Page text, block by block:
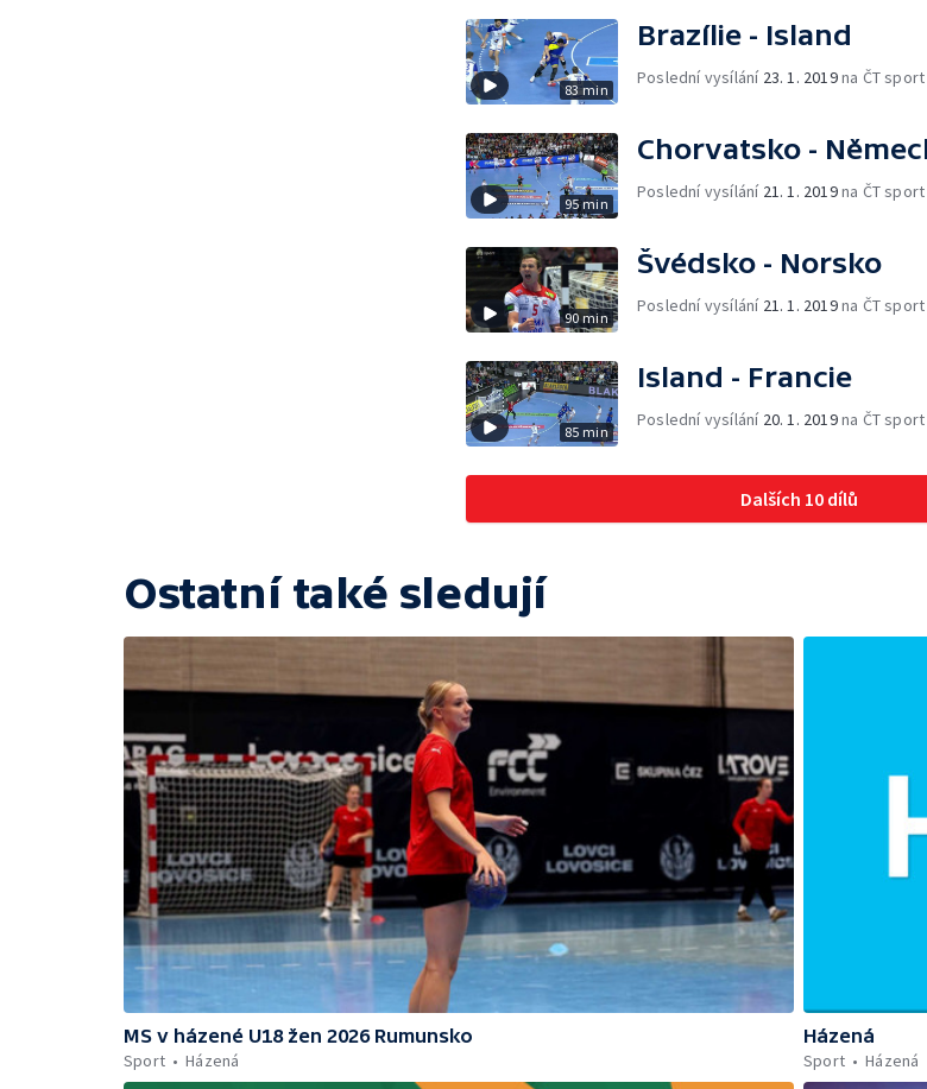
83 min
Brazílie - Island
Poslední vysílání 23. 1. 2019na ČT sport
95 min
Chorvatsko -
Poslední vysílání 21. 1. 2019na ČT sport
90 min
Švédsko - Norsko
Poslední vysílání 21. 1. 2019na ČT sport
85 min
Island - Francie
Poslední vysílání 20. 1. 2019na ČT sport
Dalších 10 dílů
Ostatní také sledují
MS v házené U18 žen 2026 Rumunsko
Sport
Házená
Házená
Sport
Házená